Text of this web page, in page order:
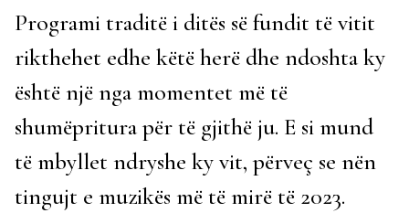
Programi traditë i ditës së fundit të vitit
rikthehet edhe këtë herë dhe ndoshta ky
është një nga momentet më të
shumëpritura për të gjithë ju. E si mund
të mbyllet ndryshe ky vit, përveç se nën
tingujt e muzikës më të mirë të 2023.